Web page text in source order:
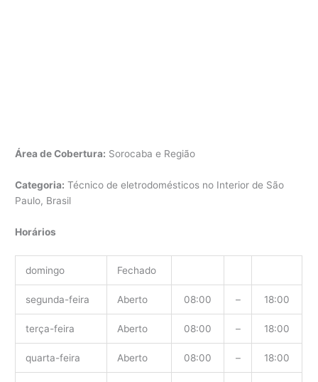
Área de Cobertura: Sorocaba e Região
Categoria: Técnico de eletrodomésticos no Interior de São
Paulo, Brasil
Horários
domingo Fechado
segunda-feira Aberto 08:00 – 18:00
terça-feira Aberto 08:00 – 18:00
quarta-feira Aberto 08:00 – 18:00